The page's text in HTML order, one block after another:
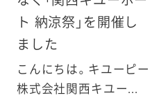
ト 納涼祭」を開催し
ました
こんにちは。キユーピー
株式会社関西キユー...